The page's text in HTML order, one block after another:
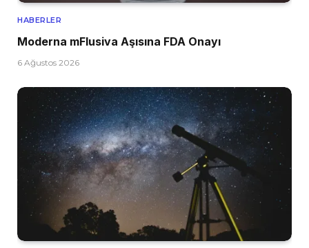
HABERLER
Moderna mFlusiva Aşısına FDA Onayı
6 Ağustos 2026